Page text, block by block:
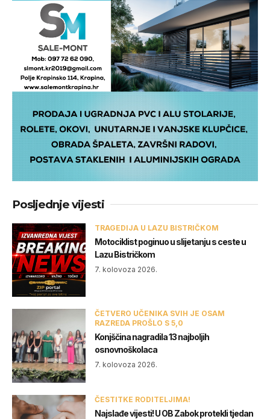
Posljednje vijesti
TRAGEDIJA U LAZU BISTRIČKOM
Motociklist poginuo u slijetanju s ceste u
Lazu Bistričkom
7. kolovoza 2026.
ČETVERO UČENIKA SVIH JE OSAM
RAZREDA PROŠLO S 5,0
Konjščina nagradila 13 najboljih
osnovnoškolaca
7. kolovoza 2026.
ČESTITKE RODITELJIMA!
Najslađe vijesti! U OB Zabok protekli tjedan